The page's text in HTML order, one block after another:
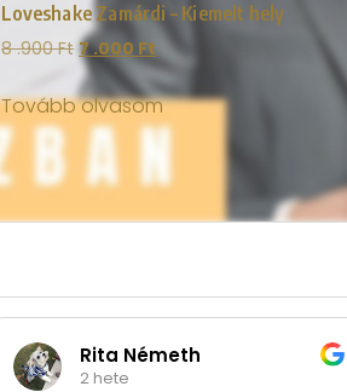
Loveshake Zamárdi – Kiemelt hely
8 .900Ft 7 .000 Ft
Tovább olvasom
Rita Németh
2 hete